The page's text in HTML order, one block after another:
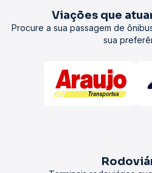
Viações que
Procure a sua passagem de
sua